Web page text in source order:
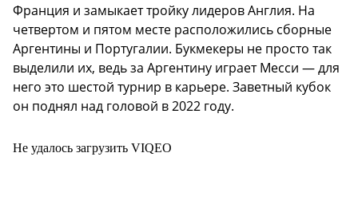
Франция и замыкает тройку лидеров Англия. На
четвертом и пятом месте расположились сборные
Аргентины и Португалии. Букмекеры не просто так
выделили их, ведь за Аргентину играет Месси — для
него это шестой турнир в карьере. Заветный кубок
он поднял над головой в 2022 году.
Не удалось загрузить VIQEO